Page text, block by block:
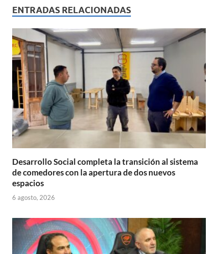
s
A
p
p
b
o
o
p
ar
ti
r
ENTRADAS RELACIONADAS
Desarrollo Social completa la transición al sistema
de comedores con la apertura de dos nuevos
espacios
6 agosto, 2026